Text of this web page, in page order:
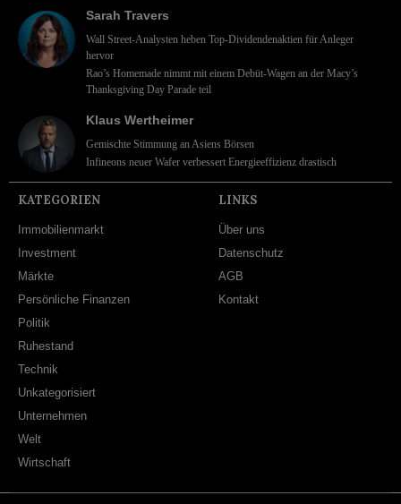
Sarah Travers
Wall Street-Analysten heben Top-Dividendenaktien für Anleger
hervor
Rao’s Homemade nimmt mit einem Debüt-Wagen an der Macy’s
Thanksgiving Day Parade teil
Klaus Wertheimer
Gemischte Stimmung an Asiens Börsen
Infineons neuer Wafer verbessert Energieeffizienz drastisch
KATEGORIEN
Immobilienmarkt
Investment
Märkte
Persönliche Finanzen
Politik
Ruhestand
Technik
Unkategorisiert
Unternehmen
Welt
Wirtschaft
LINKS
Über uns
Datenschutz
AGB
Kontakt